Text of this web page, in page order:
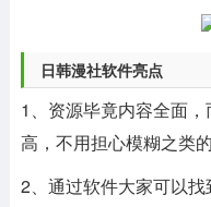
日韩漫社软件亮点
1、资源毕竟内容全面
高，不用担心模糊之类的
2、通过软件大家可以